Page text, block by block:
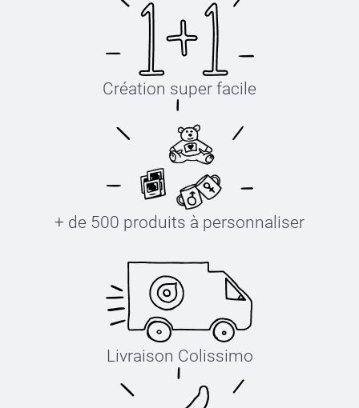
Création super facile
+ de 500 produits à personnaliser
Livraison Colissimo